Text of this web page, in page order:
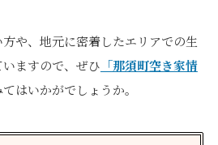
や、地元に密着したエリアでの生
ますので、ぜひ 「那須町空き家情
はいかがでしょうか。